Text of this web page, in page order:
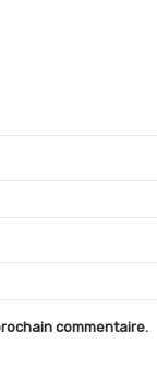
commentaire.